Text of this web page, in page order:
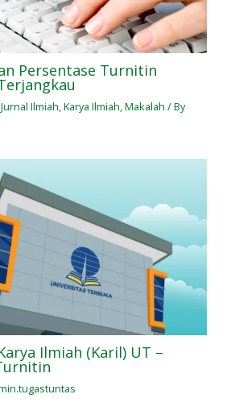
Persentase Turnitin
Jurnal Ilmiah,Karya Ilmiah,Makalah / By
Ilmiah (Karil) UT –